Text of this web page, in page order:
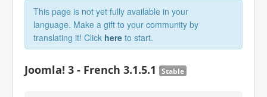
This page is not yet fully available in your
language. Make a gift to your community by
translating it! Click here to start.
Joomla! 3 - French 3.1.5.1 Stable